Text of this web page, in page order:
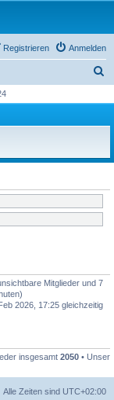
Anmelden
Registrieren
h
Mitglieder und 7
2026, 17:25 gleichzeitig
insgesamt 2050 • Unser
Alle Zeiten sind UTC+02:00